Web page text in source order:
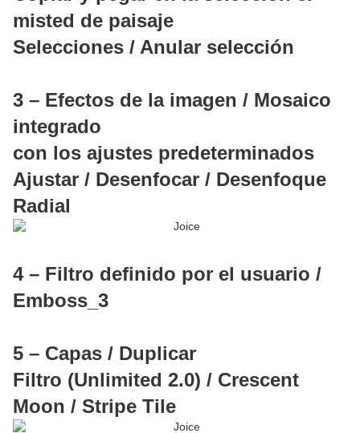
misted de paisaje
Selecciones / Anular selección
3 – Efectos de la imagen / Mosaico
integrado
con los ajustes predeterminados
Ajustar / Desenfocar / Desenfoque
Radial
4 – Filtro definido por el usuario /
Emboss_3
5 – Capas / Duplicar
Filtro (Unlimited 2.0) / Crescent
Moon / Stripe Tile